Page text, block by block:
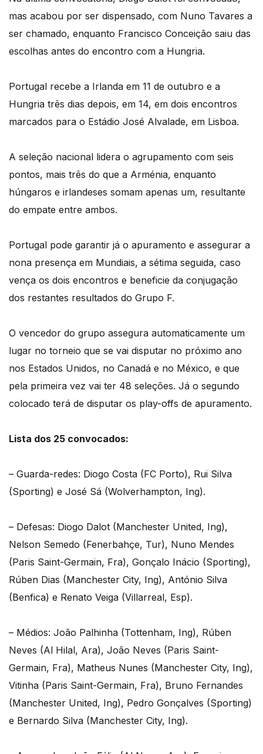
mas acabou por ser dispensado, com Nuno Tavares a
ser chamado, enquanto Francisco Conceição saiu das
escolhas antes do encontro com a Hungria.
Portugal recebe a Irlanda em 11 de outubro e a
Hungria três dias depois, em 14, em dois encontros
marcados para o Estádio José Alvalade, em Lisboa.
A seleção nacional lidera o agrupamento com seis
pontos, mais três do que a Arménia, enquanto
húngaros e irlandeses somam apenas um, resultante
do empate entre ambos.
Portugal pode garantir já o apuramento e assegurar a
nona presença em Mundiais, a sétima seguida, caso
vença os dois encontros e beneficie da conjugação
dos restantes resultados do Grupo F.
O vencedor do grupo assegura automaticamente um
lugar no torneio que se vai disputar no próximo ano
nos Estados Unidos, no Canadá e no México, e que
pela primeira vez vai ter 48 seleções. Já o segundo
colocado terá de disputar os play-offs de apuramento.
Lista dos 25 convocados:
– Guarda-redes: Diogo Costa (FC Porto), Rui Silva
(Sporting) e José Sá (Wolverhampton, Ing).
– Defesas: Diogo Dalot (Manchester United, Ing),
Nelson Semedo (Fenerbahçe, Tur), Nuno Mendes
(Paris Saint-Germain, Fra), Gonçalo Inácio (Sporting),
Rúben Dias (Manchester City, Ing), António Silva
(Benfica) e Renato Veiga (Villarreal, Esp).
– Médios: João Palhinha (Tottenham, Ing), Rúben
Neves (Al Hilal, Ara), João Neves (Paris Saint-
Germain, Fra), Matheus Nunes (Manchester City, Ing),
Vitinha (Paris Saint-Germain, Fra), Bruno Fernandes
(Manchester United, Ing), Pedro Gonçalves (Sporting)
e Bernardo Silva (Manchester City, Ing).